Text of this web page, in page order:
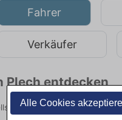
Alle Cookies
Fahrer
Verkäufer
Plech entdecken
Angebote. Entdecken